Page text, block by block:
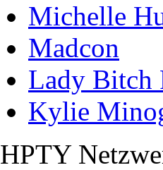
Michelle
Madcon
Lady Bitch
Kylie
HPTY